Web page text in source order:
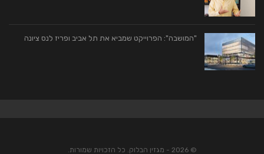
"המושבה": הפרוייקט שמביא את תל אביב ופריז לנס ציונה
© 2026 - מגזין הבלוק. כל הזכויות שמורות.